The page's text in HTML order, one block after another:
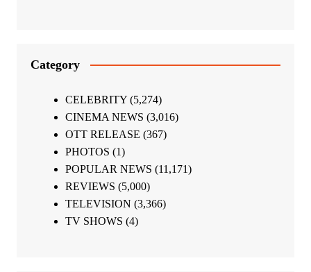
Category
CELEBRITY(5,274)
CINEMA NEWS (3,016)
OTT RELEASE (367)
PHOTOS (1)
POPULAR NEWS (11,171)
REVIEWS (5,000)
TELEVISION (3,366)
TV SHOWS (4)